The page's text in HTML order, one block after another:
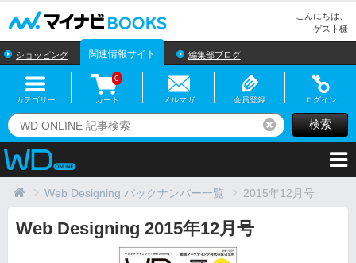
こんにちは、
ゲスト様
ショッピング 関連情報サイト 編集部ブログ
カテゴリー カート
0
メルマガ 会員登録 ログイン
リセット検索
Web Designing バックナンバー一覧 2015年12月号
Web Designing 2015年12月号